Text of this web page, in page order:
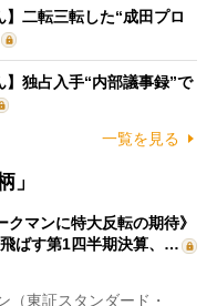
】二転三転した“成田プロ
】独占入手“内部議事録”で
一覧を見る
」
クマンに特大反転の期待》
ばす第1四半期決算、…
東証スタンダード・